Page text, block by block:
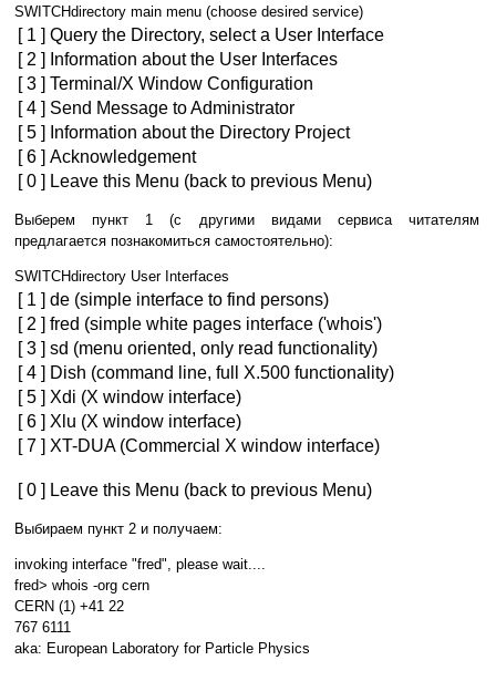
SWITCHdirectory main menu (choose desired service)
[ 1 ] Query the Directory, select a User Interface
[ 2 ]
Information about the User Interfaces
[ 3 ] Terminal/X Window Configuration
[ 4 ] Send Message to Administrator
[ 5 ]
Information about the Directory Project
[ 6 ] Acknowledgement
[ 0 ] Leave this Menu (back to previous Menu)
Выберем пункт 1 (с другими видами сервиса читателям
предлагается познакомиться самостоятельно):
SWITCHdirectory User Interfaces
[ 1 ] de (simple interface to find persons)
[ 2 ] fred (simple white pages interface ('whois')
[ 3 ] sd (menu oriented, only read functionality)
[ 4 ] Dish (command line, full X.500 functionality)
[ 5 ] Xdi (X window interface)
[ 6 ] Xlu (X window interface)
[ 7 ] XT-DUA (Commercial X window interface)
[ 0 ] Leave this Menu (back to previous Menu)
Выбираем пункт 2 и получаем:
invoking interface "fred", please wait....
fred> whois -org cern
CERN (1) +41 22
767 6111
aka: European Laboratory for Particle Physics